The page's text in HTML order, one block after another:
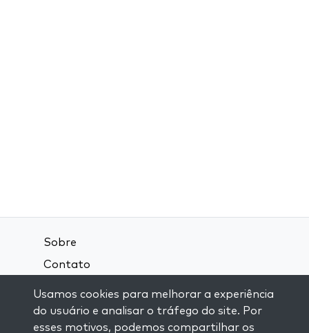
Sobre
Contato
Política de Privacidade
Usamos cookies para melhorar a experiência
do usuário e analisar o tráfego do site. Por
esses motivos, podemos compartilhar os